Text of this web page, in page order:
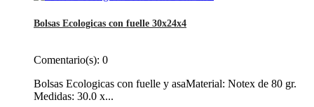
Bolsas Ecologicas con fuelle 30x24x4
Comentario(s): 0
Bolsas Ecologicas con fuelle y asaMaterial: Notex de 80 gr.
Medidas: 30.0 x...